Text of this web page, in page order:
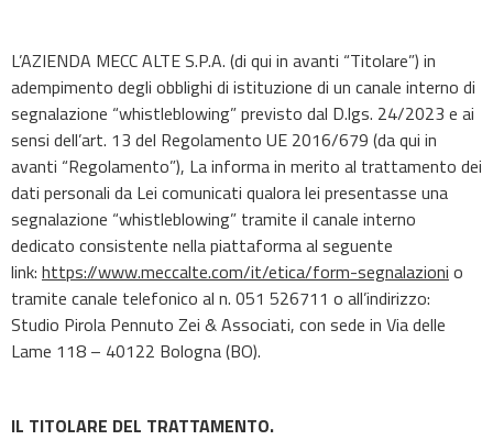
L’AZIENDA MECC ALTE S.P.A. (di qui in avanti “Titolare”) in
adempimento degli obblighi di istituzione di un canale interno di
segnalazione “whistleblowing” previsto dal D.lgs. 24/2023 e ai
sensi dell’art. 13 del Regolamento UE 2016/679 (da qui in
avanti “Regolamento”), La informa in merito al trattamento dei
dati personali da Lei comunicati qualora lei presentasse una
segnalazione “whistleblowing” tramite il canale interno
dedicato consistente nella piattaforma al seguente
link: https://www.meccalte.com/it/etica/form-segnalazioni o
tramite canale telefonico al n. 051 526711 o all’indirizzo:
Studio Pirola Pennuto Zei & Associati, con sede in Via delle
Lame 118 – 40122 Bologna (BO).
IL TITOLARE DEL TRATTAMENTO.